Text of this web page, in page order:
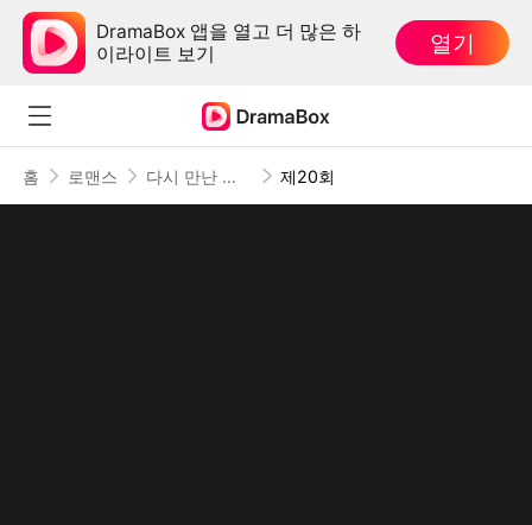
DramaBox 앱을 열고 더 많은 하
이라이트 보기
열기
홈 로맨스 다시 만난 내 사랑 제20회